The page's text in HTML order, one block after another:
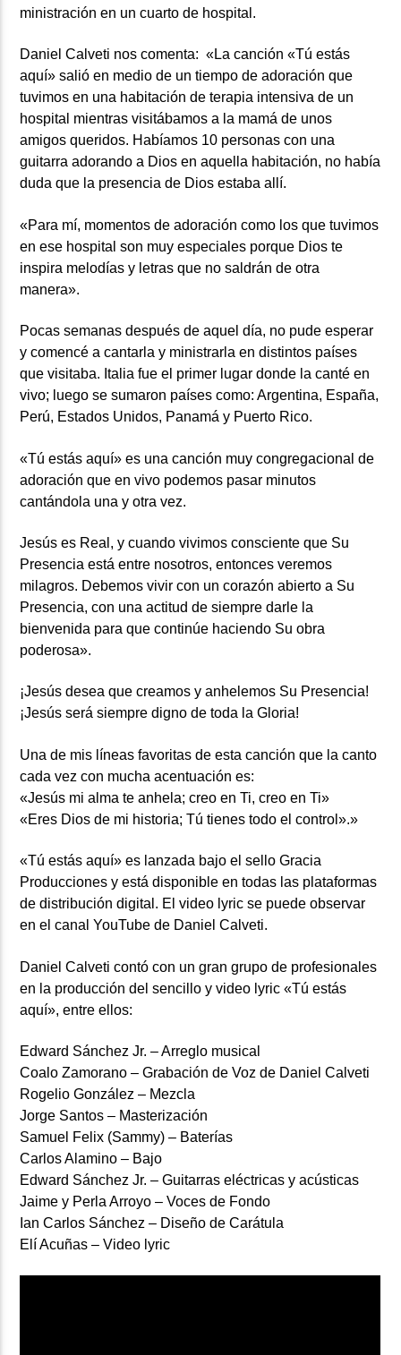
ministración en un cuarto de hospital.
Daniel Calveti nos comenta: «La canción «Tú estás
aquí» salió en medio de un tiempo de adoración que
tuvimos en una habitación de terapia intensiva de un
hospital mientras visitábamos a la mamá de unos
amigos queridos. Habíamos 10 personas con una
guitarra adorando a Dios en aquella habitación, no había
duda que la presencia de Dios estaba allí.
«Para mí, momentos de adoración como los que tuvimos
en ese hospital son muy especiales porque Dios te
inspira melodías y letras que no saldrán de otra
manera».
Pocas semanas después de aquel día, no pude esperar
y comencé a cantarla y ministrarla en distintos países
que visitaba. Italia fue el primer lugar donde la canté en
vivo; luego se sumaron países como: Argentina, España,
Perú, Estados Unidos, Panamá y Puerto Rico.
«Tú estás aquí» es una canción muy congregacional de
adoración que en vivo podemos pasar minutos
cantándola una y otra vez.
Jesús es Real, y cuando vivimos consciente que Su
Presencia está entre nosotros, entonces veremos
milagros. Debemos vivir con un corazón abierto a Su
Presencia, con una actitud de siempre darle la
bienvenida para que continúe haciendo Su obra
poderosa».
¡Jesús desea que creamos y anhelemos Su Presencia!
¡Jesús será siempre digno de toda la Gloria!
Una de mis líneas favoritas de esta canción que la canto
cada vez con mucha acentuación es:
«Jesús mi alma te anhela; creo en Ti, creo en Ti»
«Eres Dios de mi historia; Tú tienes todo el control».»
«Tú estás aquí» es lanzada bajo el sello Gracia
Producciones y está disponible en todas las plataformas
de distribución digital. El video lyric se puede observar
en el canal YouTube de Daniel Calveti.
Daniel Calveti contó con un gran grupo de profesionales
en la producción del sencillo y video lyric «Tú estás
aquí», entre ellos:
Edward Sánchez Jr. – Arreglo musical
Coalo Zamorano – Grabación de Voz de Daniel Calveti
Rogelio González – Mezcla
Jorge Santos – Masterización
Samuel Felix (Sammy) – Baterías
Carlos Alamino – Bajo
Edward Sánchez Jr. – Guitarras eléctricas y acústicas
Jaime y Perla Arroyo – Voces de Fondo
Ian Carlos Sánchez – Diseño de Carátula
Elí Acuñas – Video lyric